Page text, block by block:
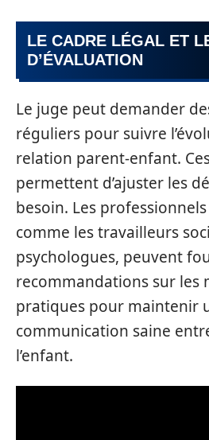
LE CADRE LÉGAL ET
D’ÉVALUATION
Le juge peut demander
réguliers pour suivre
relation parent-enfant.
permettent d’ajuster les
besoin. Les
comme les travailleurs
psychologues, peuvent
recommandations sur les
pratiques pour maintenir
communication saine
l’enfant.